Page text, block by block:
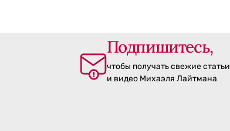
Подпишитесь,
чтобы получать свежие статьи
и видео Михаэля Лайтмана